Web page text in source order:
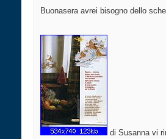
Buonasera avrei bisogno dello
di Susanna vi